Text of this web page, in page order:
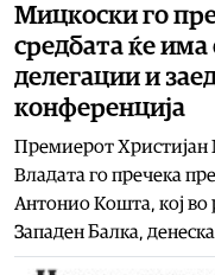
Мицкоски го
средбата ќе има
делегации и
конференција
Премиерот Христијан
Владата го пречека
Антонио Кошта, кој во
Западен Балка, денеска